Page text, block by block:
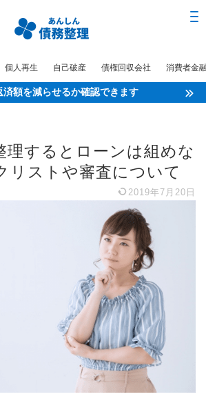
個人再生 自己破産 債権回収会社 消費者金
済額を減らせるか確認できます
理するとローンは組めな
リストや審査について
2019年7月20日